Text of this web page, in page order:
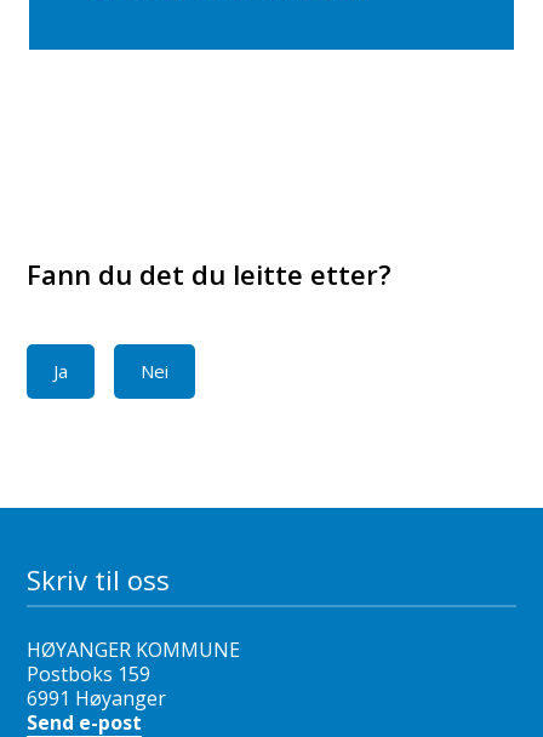
Fann du det du leitte etter?
Ja Nei
Skriv til oss
HØYANGER KOMMUNE
Postboks 159
6991 Høyanger
Send e-post